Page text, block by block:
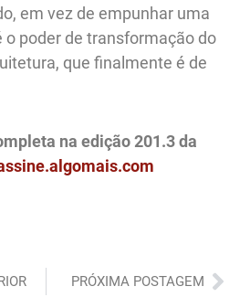
em vez de empunhar uma
o poder de transformação do
que finalmente é de
na edição 201.3 da
PRÓXIMA POSTAGEM